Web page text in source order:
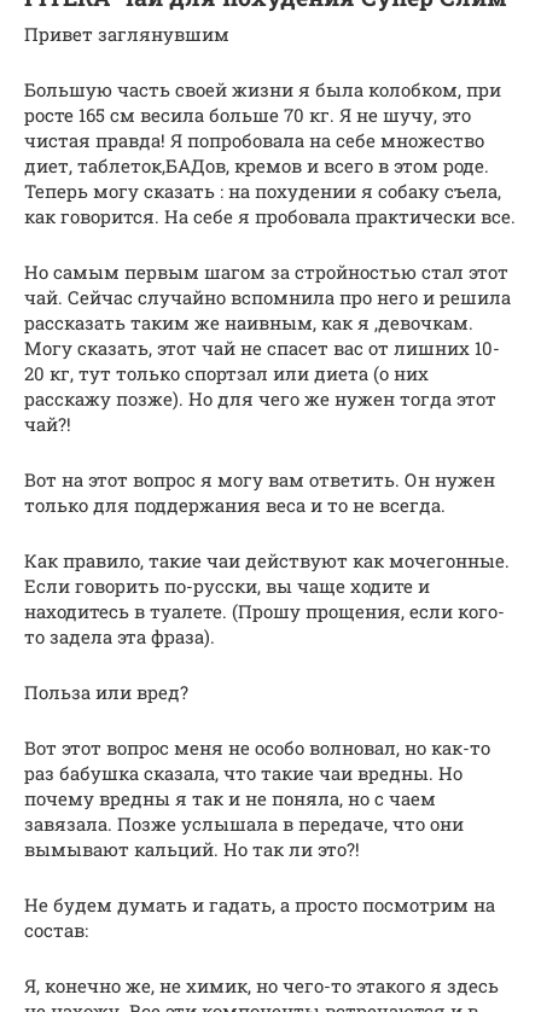
Привет заглянувшим
Большую часть своей жизни я была колобком, при
росте 165 см весила больше 70 кг. Я не шучу, это
чистая правда! Я попробовала на себе множество
диет, таблеток,БАДов, кремов и всего в этом роде.
Теперь могу сказать : на похудении я собаку съела,
как говорится. На себе я пробовала практически все.
Но самым первым шагом за стройностью стал этот
чай. Сейчас случайно вспомнила про него и решила
рассказать таким же наивным, как я ,девочкам.
Могу сказать, этот чай не спасет вас от лишних 10-
20 кг, тут только спортзал или диета (о них
расскажу позже). Но для чего же нужен тогда этот
чай?!
Вот на этот вопрос я могу вам ответить. Он нужен
только для поддержания веса и то не всегда.
Как правило, такие чаи действуют как мочегонные.
Если говорить по-русски, вы чаще ходите и
находитесь в туалете. (Прошу прощения, если кого-
то задела эта фраза).
Польза или вред?
Вот этот вопрос меня не особо волновал, но как-то
раз бабушка сказала, что такие чаи вредны. Но
почему вредны я так и не поняла, но с чаем
завязала. Позже услышала в передаче, что они
вымывают кальций. Но так ли это?!
Не будем думать и гадать, а просто посмотрим на
состав:
Я, конечно же, не химик, но чего-то этакого я здесь